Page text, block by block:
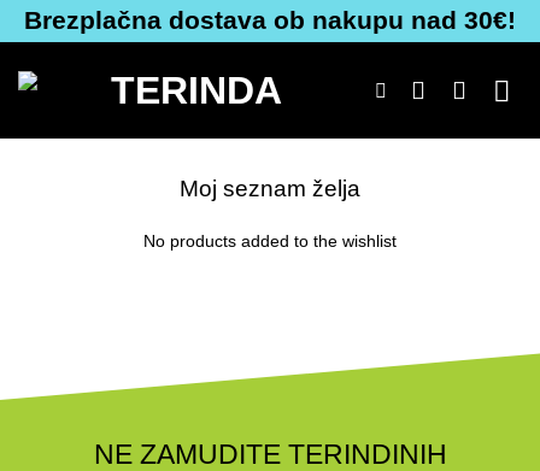
Skoči
na
vsebino
Brezplačna dostava ob nakupu nad 30€!
Moj seznam želja
No products added to the wishlist
NE ZAMUDITE TERINDINIH